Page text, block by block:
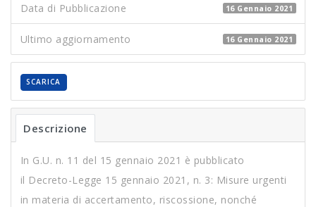
Data di Pubblicazione 16 Gennaio 2021
Ultimo aggiornamento 16 Gennaio 2021
SCARICA
Descrizione
In G.U. n. 11 del 15 gennaio 2021 è pubblicato
il Decreto-Legge 15 gennaio 2021, n. 3: Misure urgenti
in materia di accertamento, riscossione, nonché